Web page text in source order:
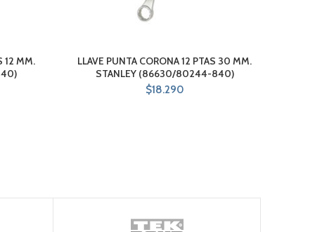
12 MM.
LLAVE PUNTA CORONA 12 PTAS 30 MM.
STANLEY (86630/80244-840)
$18.290